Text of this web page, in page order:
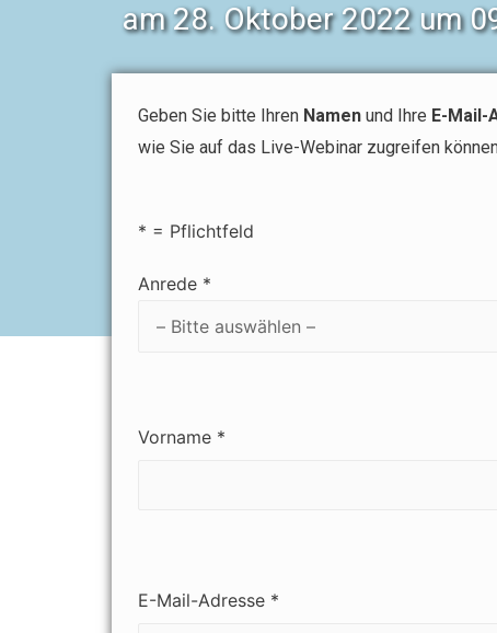
am 28. Oktober 2022 um
Geben Sie bitte Ihren Namen und Ihre E-Mail-
wie Sie auf das Live-Webinar zugreifen
* = Pflichtfeld
Anrede *
Vorname *
E-Mail-Adresse *